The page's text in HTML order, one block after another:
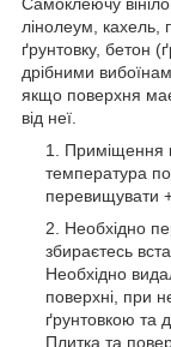
лінолеум, кахель,
ґрунтовку, бетон
дрібними
якщо поверхня
від неї.
Приміщення
температура
перевищувати
Необхідно
збираєтесь
Необхідно
поверхні, при
ґрунтовкою та
Плитка та